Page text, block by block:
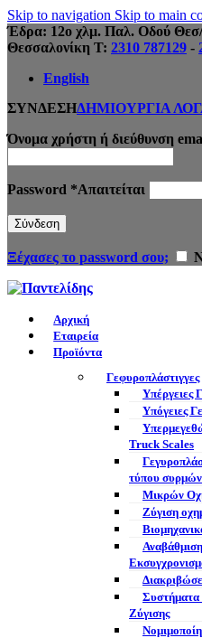
Skip to navigation Skip to main
Έδρα: 12ο χλμ. Παλ. Οδού Θεσ/
Θεσσαλονίκη Τ: 2310 787129 -
English
ΣΥΝΔΕΣΗΔΗΜΙΟΥΡΓΙΑ
Όνομα χρήστη ή διεύθυνση
Password *Απαιτείται
Σύνδεση
Ξέχασες το password σου;
Αρχική
Εταιρεία
Προϊόντα
Γεφυροπλάστιγγες
Υπέργειες
Υπόγειες
Truck Scales
τύπου
Μικρών
Ζύγιση
Συστήματα
Ζύγισης